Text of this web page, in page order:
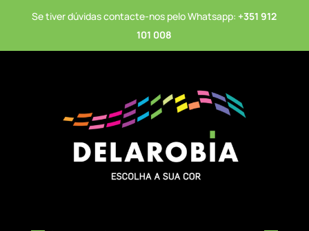
Se tiver dúvidas contacte-nos pelo Whatsapp: +351 912
101 008